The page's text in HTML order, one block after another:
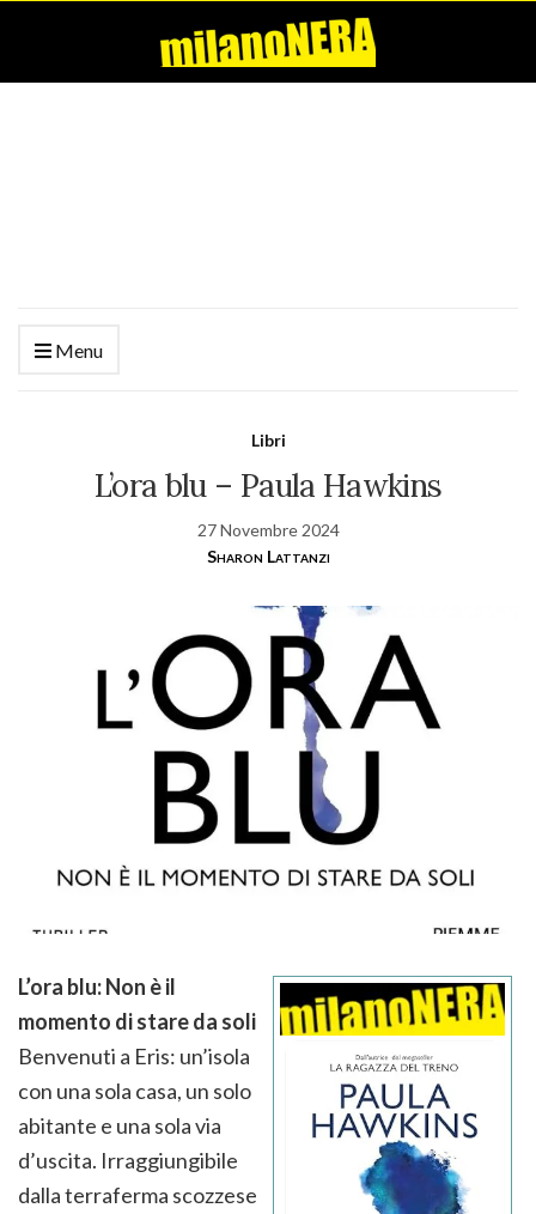
Menu
Libri
L’ora blu – Paula Hawkins
27 Novembre 2024
Sharon Lattanzi
L’ora blu: Non è il
momento di stare da soli
Benvenuti a Eris: un’isola
con una sola casa, un solo
abitante e una sola via
d’uscita. Irraggiungibile
dalla terraferma scozzese